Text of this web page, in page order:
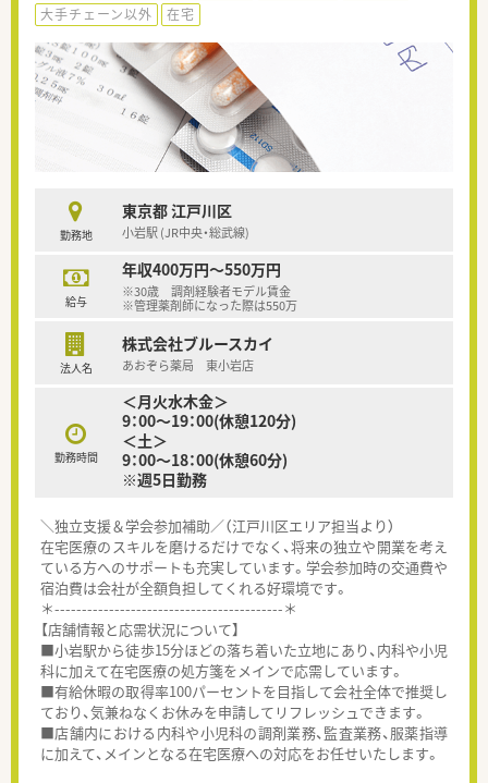
大手チェーン以外
在宅
勤務地
東京都 江戸川区
小岩駅 (JR中央・総武線)
給与
年収400万円～550万円
※30歳 調剤経験者モデル賃金
※管理薬剤師になった際は550万
法人名
株式会社ブルースカイ
あおぞら薬局 東小岩店
勤務時間
＜月火水木金＞
9：00～19：00(休憩120分)
＜土＞
9：00～18：00(休憩60分)
※週5日勤務
＼独立支援＆学会参加補助／（江戸川区エリア担当より）
在宅医療のスキルを磨けるだけでなく、将来の独立や開業を考え
ている方へのサポートも充実しています。学会参加時の交通費や
宿泊費は会社が全額負担してくれる好環境です。
＊------------------------------------------＊
【店舗情報と応需状況について】
■小岩駅から徒歩15分ほどの落ち着いた立地にあり、内科や小児
科に加えて在宅医療の処方箋をメインで応需しています。
■有給休暇の取得率100パーセントを目指して会社全体で推奨し
ており、気兼ねなくお休みを申請してリフレッシュできます。
■店舗内における内科や小児科の調剤業務、監査業務、服薬指導
に加えて、メインとなる在宅医療への対応をお任せいたします。